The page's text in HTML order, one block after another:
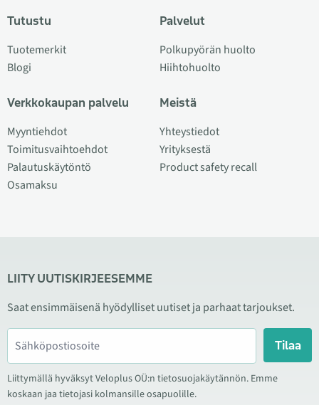
Tutustu
Tuotemerkit
Blogi
Verkkokaupan palvelu
Myyntiehdot
Toimitusvaihtoehdot
Palautuskäytöntö
Osamaksu
Palvelut
Polkupyörän huolto
Hiihtohuolto
Meistä
Yhteystiedot
Yrityksestä
Product safety recall
LIITY UUTISKIRJEESEMME
Saat ensimmäisenä hyödylliset uutiset ja parhaat tarjoukset.
Tilaa
Liittymällä hyväksyt Veloplus OÜ:n tietosuojakäytännön. Emme
koskaan jaa tietojasi kolmansille osapuolille.